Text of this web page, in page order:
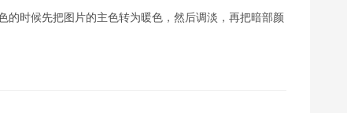
的时候先把图片的主色转为暖色，然后调淡，再把暗部颜